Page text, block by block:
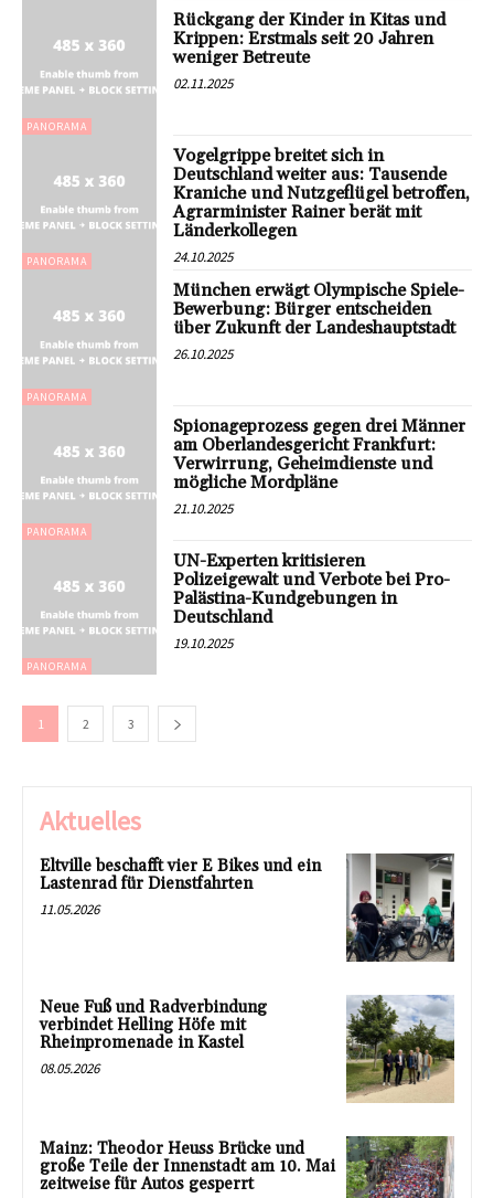
PANORAMA
Rückgang der Kinder in Kitas und
Krippen: Erstmals seit 20 Jahren
weniger Betreute
02.11.2025
PANORAMA
Vogelgrippe breitet sich in
Deutschland weiter aus: Tausende
Kraniche und Nutzgeflügel betroffen,
Agrarminister Rainer berät mit
Länderkollegen
24.10.2025
PANORAMA
München erwägt Olympische Spiele-
Bewerbung: Bürger entscheiden
über Zukunft der Landeshauptstadt
26.10.2025
PANORAMA
Spionageprozess gegen drei Männer
am Oberlandesgericht Frankfurt:
Verwirrung, Geheimdienste und
mögliche Mordpläne
21.10.2025
PANORAMA
UN-Experten kritisieren
Polizeigewalt und Verbote bei Pro-
Palästina-Kundgebungen in
Deutschland
19.10.2025
1 2 3
Aktuelles
Eltville beschafft vier E Bikes und ein
Lastenrad für Dienstfahrten
11.05.2026
Neue Fuß und Radverbindung
verbindet Helling Höfe mit
Rheinpromenade in Kastel
08.05.2026
Mainz: Theodor Heuss Brücke und
große Teile der Innenstadt am 10. Mai
zeitweise für Autos gesperrt